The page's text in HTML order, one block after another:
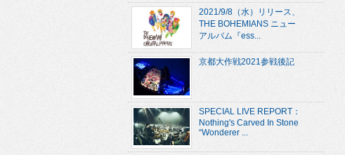
2021/9/8（水）リリース、
THE BOHEMIANS ニュー
アルバム『ess...
京都大作戦2021参戦後記
SPECIAL LIVE REPORT：
Nothing's Carved In Stone
“Wonderer ...